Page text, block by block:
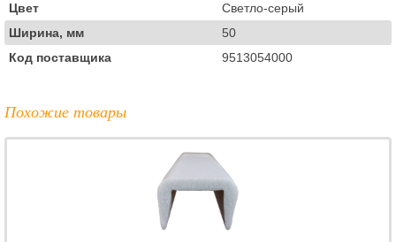
Цвет
Светло-серый
Ширина, мм
50
Код поставщика
9513054000
Похожие товары